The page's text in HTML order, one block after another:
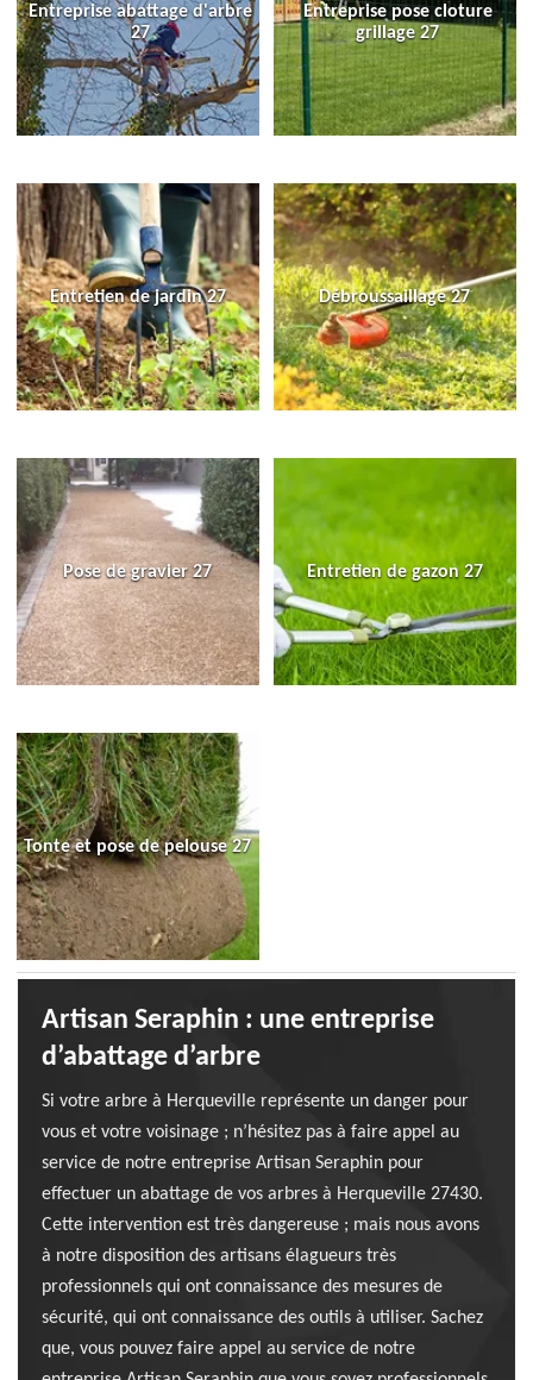
Entreprise abattage d'arbre
27
Entreprise pose cloture
grillage 27
Entretien de jardin 27 Débroussaillage 27
Pose de gravier 27 Entretien de gazon 27
Tonte et pose de pelouse 27
Artisan Seraphin : une entreprise
d’abattage d’arbre
Si votre arbre à Herqueville représente un danger pour
vous et votre voisinage ; n’hésitez pas à faire appel au
service de notre entreprise Artisan Seraphin pour
effectuer un abattage de vos arbres à Herqueville 27430.
Cette intervention est très dangereuse ; mais nous avons
à notre disposition des artisans élagueurs très
professionnels qui ont connaissance des mesures de
sécurité, qui ont connaissance des outils à utiliser. Sachez
que, vous pouvez faire appel au service de notre